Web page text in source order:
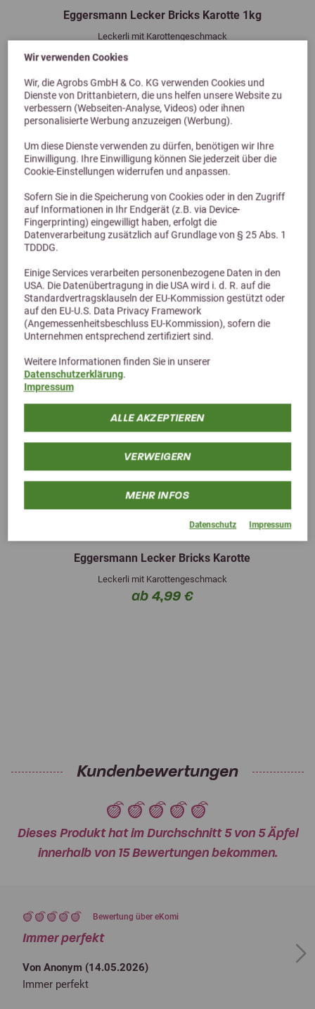
Wir verwenden Cookies
Wir, die Agrobs GmbH & Co. KG verwenden Cookies und
Dienste von Drittanbietern, die uns helfen unsere Website zu
verbessern (Webseiten-Analyse, Videos) oder ihnen
personalisierte Werbung anzuzeigen (Werbung).
Um diese Dienste verwenden zu dürfen, benötigen wir Ihre
Einwilligung. Ihre Einwilligung können Sie jederzeit über die
Cookie-Einstellungen widerrufen und anpassen.
Sofern Sie in die Speicherung von Cookies oder in den Zugriff
auf Informationen in Ihr Endgerät (z.B. via Device-
Fingerprinting) eingewilligt haben, erfolgt die
Datenverarbeitung zusätzlich auf Grundlage von § 25 Abs. 1
TDDDG.
Einige Services verarbeiten personenbezogene Daten in den
USA. Die Datenübertragung in die USA wird i. d. R. auf die
Standardvertragsklauseln der EU-Kommission gestützt oder
auf den EU-U.S. Data Privacy Framework
(Angemessenheitsbeschluss EU-Kommission), sofern die
Unternehmen entsprechend zertifiziert sind.
Weitere Informationen finden Sie in unserer
Datenschutzerklärung.
Impressum
ALLE AKZEPTIEREN
VERWEIGERN
MEHR INFOS
Datenschutz Impressum
Eggersmann Lecker Bricks Karotte 1kg
Leckerli mit Karottengeschmack
Alternative Produkte
5,0 (4 Bewertungen)
Eggersmann Lecker Bricks Karotte
Leckerli mit Karottengeschmack
ab 4,99 €
Previous Next
Kundenbewertungen
Dieses Produkt hat im Durchschnitt 5 von 5 Äpfel
innerhalb von 15 Bewertungen bekommen.
Bewertung über eKomi
Immer perfekt
Von Anonym (14.05.2026)
Immer perfekt
Next